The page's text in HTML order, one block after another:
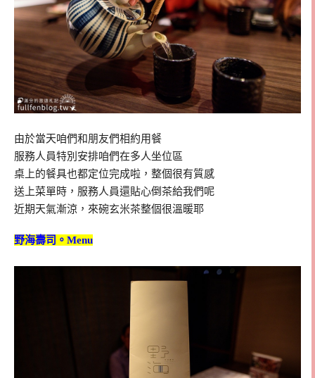
由於當天咱們和朋友們相約用餐
服務人員特別安排咱們在多人坐位區
桌上的餐具也都定位完成啦，整個很有質感
送上菜單時，服務人員還貼心倒茶給我們呢
近期天氣漸涼，來碗玄米茶整個很溫暖耶
野海壽司。Menu